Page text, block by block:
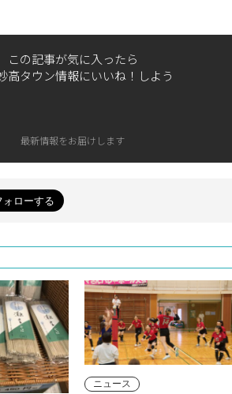
この記事が気に入ったら
高タウン情報にいいね！しよう
最新情報をお届けします
ニュース